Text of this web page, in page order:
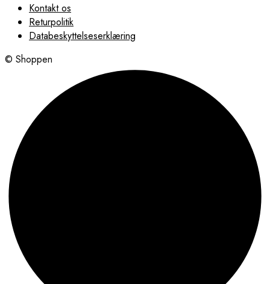
Kontakt os
Returpolitik
Databeskyttelseserklæring
© Shoppen